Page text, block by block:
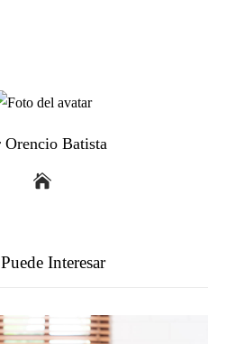
Orencio Batista
Interesar